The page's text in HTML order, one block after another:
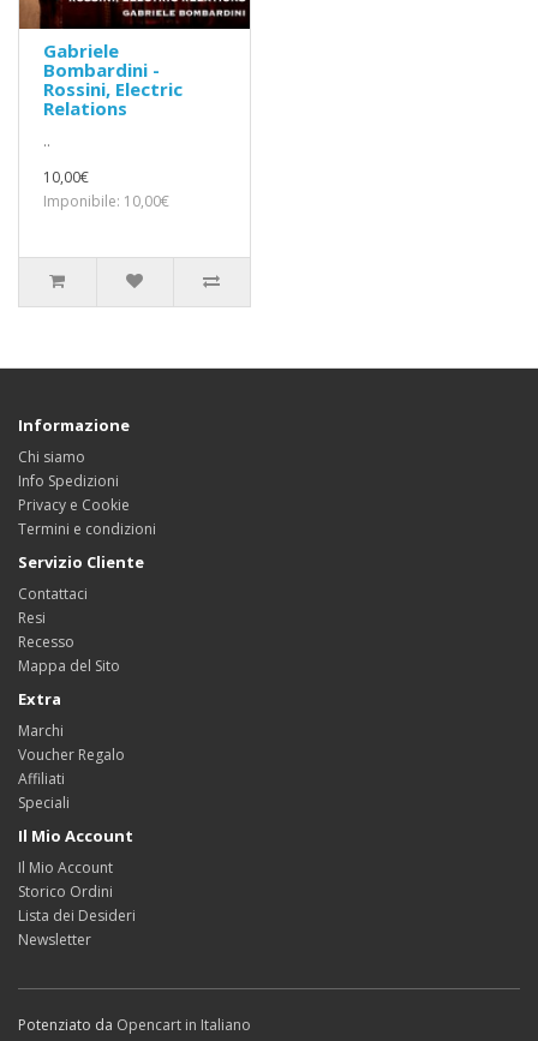
Gabriele
Bombardini -
Rossini, Electric
Relations
..
10,00€
Imponibile: 10,00€
Informazione
Chi siamo
Info Spedizioni
Privacy e Cookie
Termini e condizioni
Servizio Cliente
Contattaci
Resi
Recesso
Mappa del Sito
Extra
Marchi
Voucher Regalo
Affiliati
Speciali
Il Mio Account
Il Mio Account
Storico Ordini
Lista dei Desideri
Newsletter
Potenziato da Opencart in Italiano